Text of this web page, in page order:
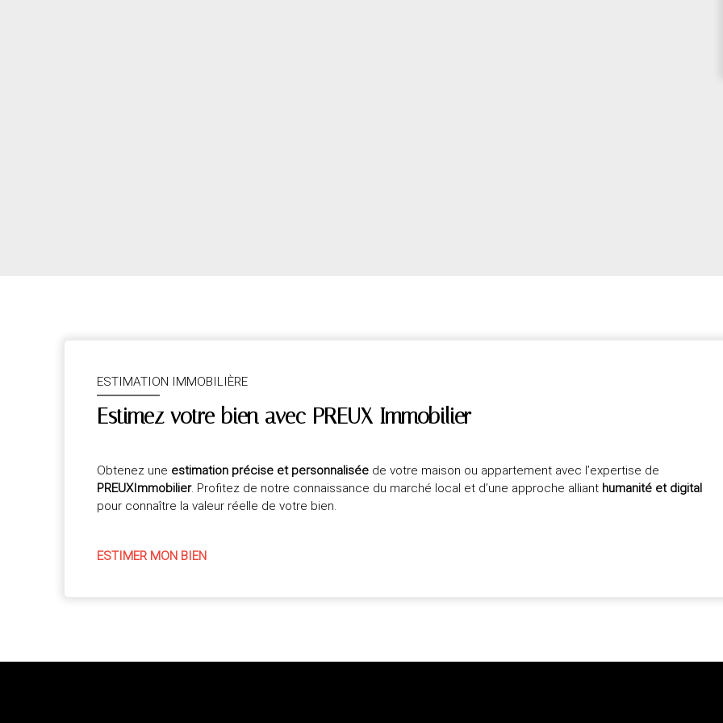
ESTIMATION IMMOBILIÈRE
Estimez votre bien avec PREUX Immobilier
Obtenez une estimation précise et personnalisée de votre maison ou appartement avec l’expertise de
PREUXImmobilier. Profitez de notre connaissance du marché local et d’une approche alliant humanité et digital
pour connaître la valeur réelle de votre bien.
ESTIMER MON BIEN